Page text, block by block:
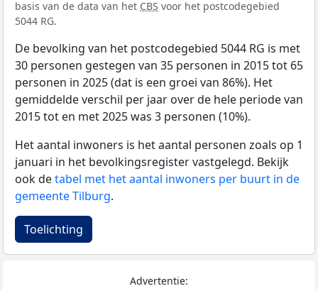
basis van de data van het CBS voor het postcodegebied
5044 RG.
De bevolking van het postcodegebied 5044 RG is met
30 personen gestegen van 35 personen in 2015 tot 65
personen in 2025 (dat is een groei van 86%). Het
gemiddelde verschil per jaar over de hele periode van
2015 tot en met 2025 was 3 personen (10%).
Het aantal inwoners is het aantal personen zoals op 1
januari in het bevolkingsregister vastgelegd. Bekijk
ook detabel met het aantal inwoners per buurt in de
gemeente Tilburg.
Toelichting
Advertentie: